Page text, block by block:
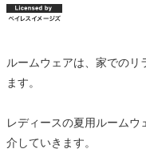
ルームウェアは、家でのリ
ます。
レディースの夏用ルーム
介していきます。